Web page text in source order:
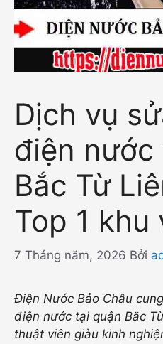
Dịch vụ
điện nước
Bắc Từ
Top 1 khu
7 Tháng năm, 2026 Bởi
Điện Nước Bảo Châu
điện nước tại quận Bắc
thuật viên giàu kinh